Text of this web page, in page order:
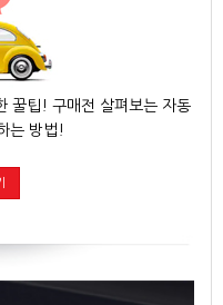
꿀팁! 구매전 살펴보는 자동
는 방법!